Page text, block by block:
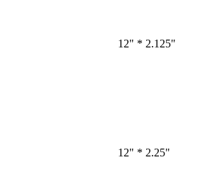
12" * 2.125"
12" * 2.25"